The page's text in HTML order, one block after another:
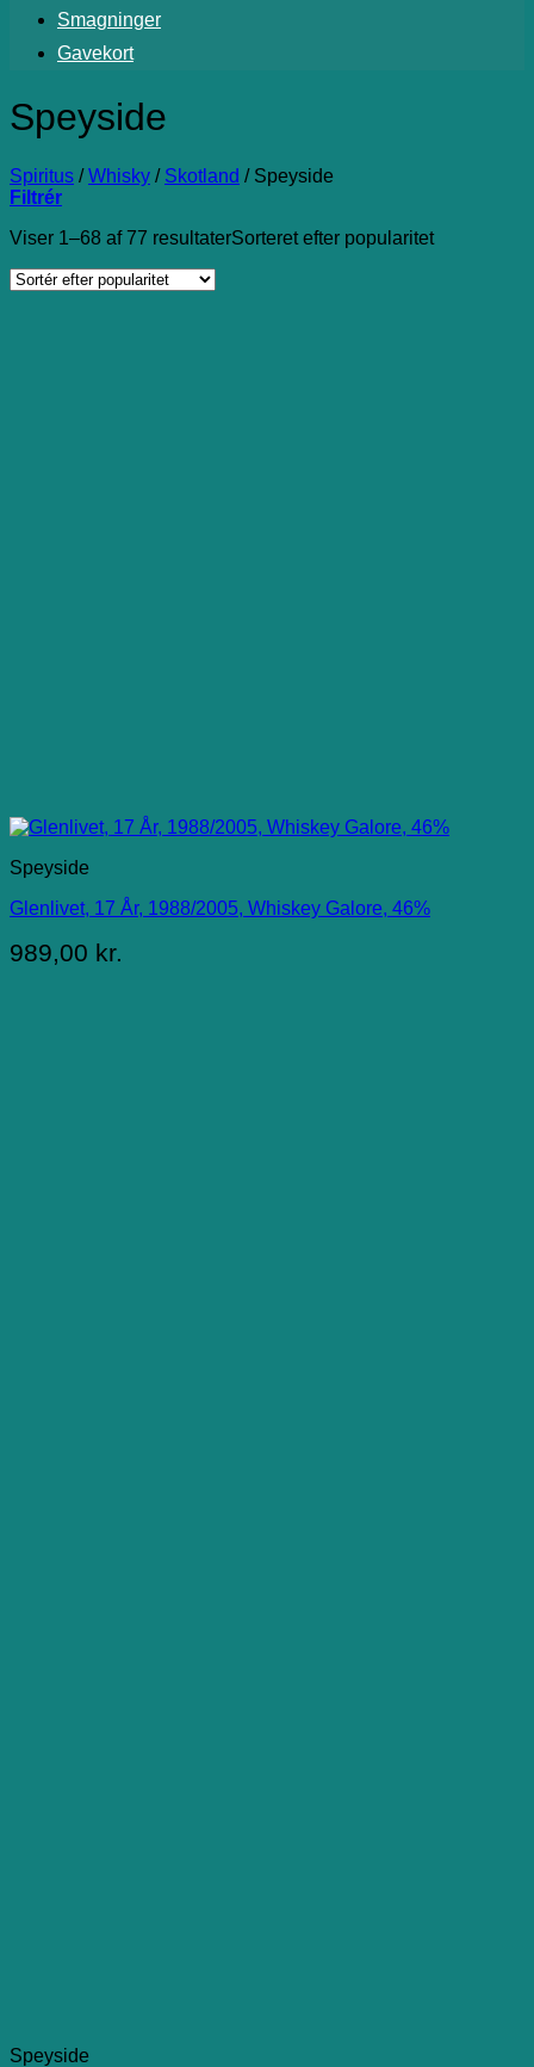
Smagninger
Gavekort
Speyside
Spiritus / Whisky / Skotland /Speyside
Filtrér
Viser 1–68 af 77 resultaterSorteret efter popularitet
Speyside
Glenlivet, 17 År, 1988/2005, Whiskey Galore, 46%
989,00 kr.
Speyside